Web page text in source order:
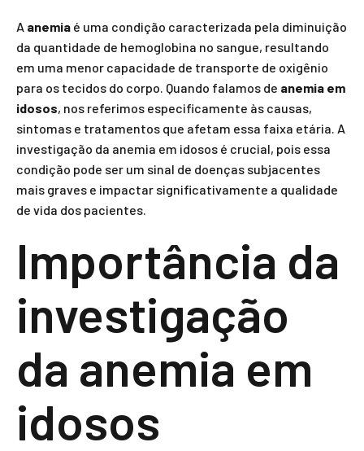
A anemia é uma condição caracterizada pela diminuição
da quantidade de hemoglobina no sangue, resultando
em uma menor capacidade de transporte de oxigênio
para os tecidos do corpo. Quando falamos de anemia em
idosos, nos referimos especificamente às causas,
sintomas e tratamentos que afetam essa faixa etária. A
investigação da anemia em idosos é crucial, pois essa
condição pode ser um sinal de doenças subjacentes
mais graves e impactar significativamente a qualidade
de vida dos pacientes.
Importância da
investigação
da anemia em
idosos